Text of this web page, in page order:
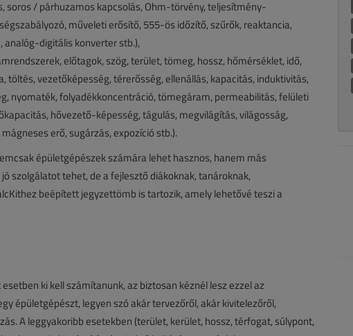
soros / párhuzamos kapcsolás, Ohm-törvény, teljesítmény-
műveleti erősítő, 555-ös időzítő, szűrők, reaktancia,
digitális konverter stb.),
előtagok, szög, terület, tömeg, hossz, hőmérséklet, idő,
töltés, vezetőképesség, térerősség, ellenállás, kapacitás, induktivitás,
nyomaték, folyadékkoncentráció, tömegáram, permeabilitás, felületi
hővezető-képesség, tágulás, megvilágítás, világosság,
erő, sugárzás, expozíció stb.).
épületgépészek számára lehet hasznos, hanem más
szolgálatot tehet, de a fejlesztő diákoknak, tanároknak,
beépített jegyzettömb is tartozik, amely lehetővé teszi a
ki kell számítanunk, az biztosan kéznél lesz ezzel az
épületgépészt, legyen szó akár tervezőről, akár kivitelezőről,
A leggyakoribb esetekben (terület, kerület, hossz, térfogat, súlypont,